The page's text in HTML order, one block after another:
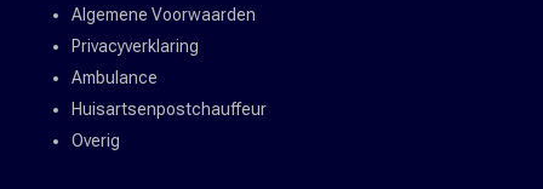
Algemene Voorwaarden
Privacyverklaring
Ambulance
Huisartsenpostchauffeur
Overig